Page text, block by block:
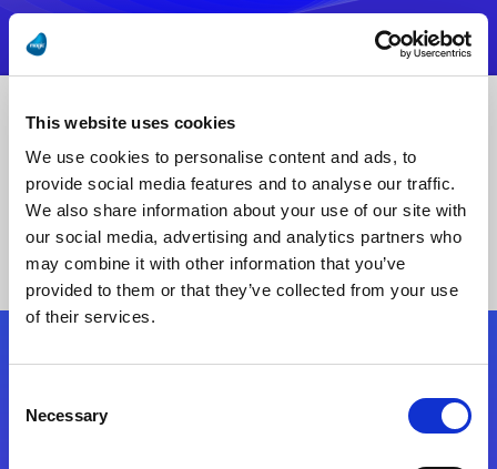
This website uses cookies
We use cookies to personalise content and ads, to
provide social media features and to analyse our traffic.
We also share information about your use of our site with
our social media, advertising and analytics partners who
may combine it with other information that you’ve
provided to them or that they’ve collected from your use
of their services.
Selection
Necessary
Síganos